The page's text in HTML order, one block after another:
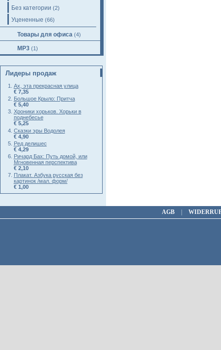
Без категории (2)
Уцененные (66)
Товары для офиса (4)
MP3 (1)
Лидеры продаж
Ах, эта прекрасная улица
€ 7,35
Большое Крыло: Притча
€ 5,40
Хроники хорьков. Хорьки в
поднебесье
€ 5,25
Сказки эры Водолея
€ 4,90
Ред делишес
€ 4,29
Ричард Бах: Путь домой, или
Мгновенная перспектива
€ 2,10
Плакат. Азбука русская без
картинок /мал. форм/
€ 1,00
AGB